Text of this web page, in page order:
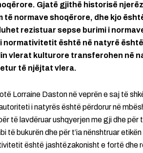
Gjatë gjithë historisë
të normave shoqërore, dhe kjo
rezistuar sepse burimi i
normativitetit është në natyrë
vlerat kulturore transferohen në
të njëjtat vlera.
Lorraine Daston në veprën e saj të
i natyrës është përdorur në
të lavdëruar ushqyerjen me gji dhe
të bukurën dhe për t’ia nënshtruar
është jashtëzakonisht e fortë dhe